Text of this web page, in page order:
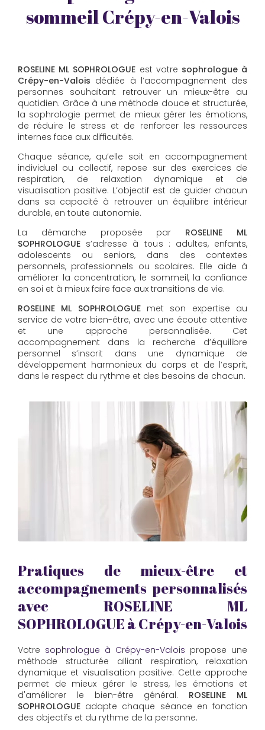
sommeil Crépy-en-Valois
ROSELINE ML SOPHROLOGUE est votre sophrologue à
Crépy-en-Valois dédiée à l’accompagnement des
personnes souhaitant retrouver un mieux-être au
quotidien. Grâce à une méthode douce et structurée,
la sophrologie permet de mieux gérer les émotions,
de réduire le stress et de renforcer les ressources
internes face aux difficultés.
Chaque séance, qu’elle soit en accompagnement
individuel ou collectif, repose sur des exercices de
respiration, de relaxation dynamique et de
visualisation positive. L’objectif est de guider chacun
dans sa capacité à retrouver un équilibre intérieur
durable, en toute autonomie.
La démarche proposée par ROSELINE ML
SOPHROLOGUE s’adresse à tous : adultes, enfants,
adolescents ou seniors, dans des contextes
personnels, professionnels ou scolaires. Elle aide à
améliorer la concentration, le sommeil, la confiance
en soi et à mieux faire face aux transitions de vie.
ROSELINE ML SOPHROLOGUEmet son expertise au
service de votre bien-être, avec une écoute attentive
et une approche personnalisée. Cet
accompagnement dans la recherche d’équilibre
personnel s’inscrit dans une dynamique de
développement harmonieux du corps et de l’esprit,
dans le respect du rythme et des besoins de chacun.
Pratiques de mieux-être et
accompagnements personnalisés
avec ROSELINE ML
SOPHROLOGUEà Crépy-en-Valois
Votre sophrologue à Crépy-en-Valois propose une
méthode structurée alliant respiration, relaxation
dynamique et visualisation positive. Cette approche
permet de mieux gérer le stress, les émotions et
d'améliorer le bien-être général. ROSELINE ML
SOPHROLOGUE adapte chaque séance en fonction
des objectifs et du rythme de la personne.